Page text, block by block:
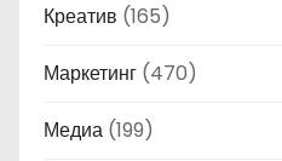
Креатив (165)
Маркетинг (470)
Медиа (199)